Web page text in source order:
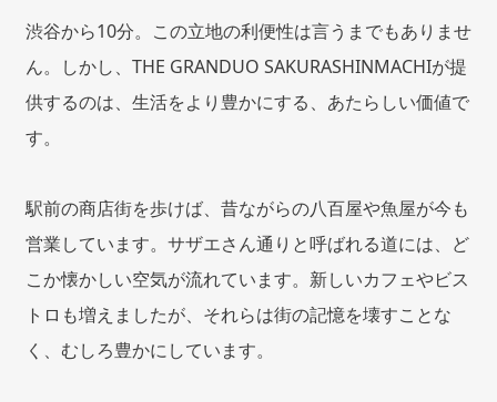
渋谷から10分。この立地の利便性は言うまでもありませ
ん。しかし、THE GRANDUO SAKURASHINMACHIが提
供するのは、生活をより豊かにする、あたらしい価値で
す。
駅前の商店街を歩けば、昔ながらの八百屋や魚屋が今も
営業しています。サザエさん通りと呼ばれる道には、ど
こか懐かしい空気が流れています。新しいカフェやビス
トロも増えましたが、それらは街の記憶を壊すことな
く、むしろ豊かにしています。